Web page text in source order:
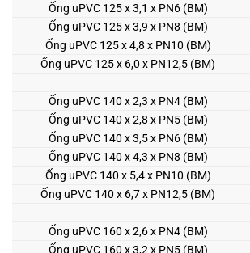
Ống uPVC 125 x 3,1 x PN6 (BM)
Ống uPVC 125 x 3,9 x PN8 (BM)
Ống uPVC 125 x 4,8 x PN10 (BM)
Ống uPVC 125 x 6,0 x PN12,5 (BM)
Ống uPVC 140 x 2,3 x PN4 (BM)
Ống uPVC 140 x 2,8 x PN5 (BM)
Ống uPVC 140 x 3,5 x PN6 (BM)
Ống uPVC 140 x 4,3 x PN8 (BM)
Ống uPVC 140 x 5,4 x PN10 (BM)
Ống uPVC 140 x 6,7 x PN12,5 (BM)
Ống uPVC 160 x 2,6 x PN4 (BM)
Ống uPVC 160 x 3,2 x PN5 (BM)